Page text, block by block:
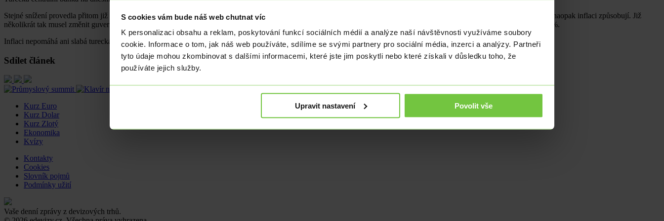
S cookies vám bude náš web chutnat víc
K personalizaci obsahu a reklam, poskytování funkcí sociálních médií a analýze naší návštěvnosti využíváme soubory
cookie. Informace o tom, jak náš web používáte, sdílíme se svými partnery pro sociální média, inzerci a analýzy. Partneři
tyto údaje mohou zkombinovat s dalšími informacemi, které jste jim poskytli nebo které získali v důsledku toho, že
používáte jejich služby.
Upravit nastavení Povolit vše
Stejné snížení provedla přitom již v srpnu, také tehdy se jednalo o překvapení. Do snižování sazeb tlačí centrální banku prezident Erdogan, který zastává teorii, že vysoké úroky naopak inflaci způsobují. Již
několikrát tak musel změnit guvernéra, neboť někteří předchozí guvernéři s touto politikou nesouhlasili. Turecko se nadále potýká s vysokou inflací, která v srpnu překročila 80 %.
Inflaci nepomáhá ani slabá turecká lira, ta po dnešním rozhodnutí opět ztrácí nad 18,20 EURTRY.
Sdílet článek
Kurz Euro
Kurz Dolar
Kurz Zlotý
Ekonomika
Kvízy
Kontakty
Cookies
Slovník pojmů
Podmínky užití
Vaše denní zprávy z devizových trhů.